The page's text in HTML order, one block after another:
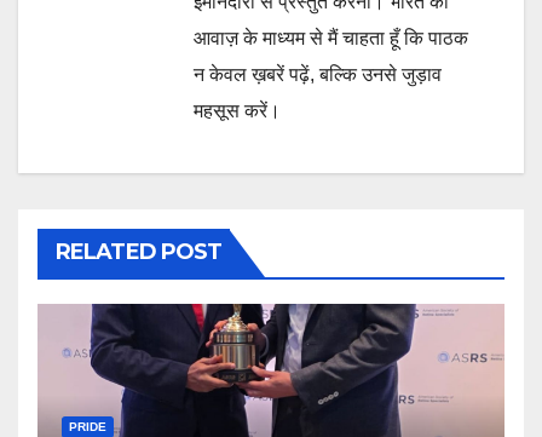
आवाज़ के माध्यम से मैं चाहता हूँ कि पाठक
न केवल ख़बरें पढ़ें, बल्कि उनसे जुड़ाव
महसूस करें।
RELATED POST
PRIDE